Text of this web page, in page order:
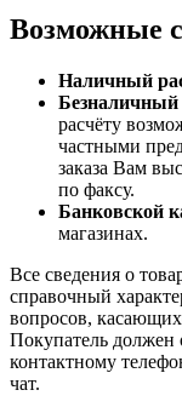
Возможные
Наличный
Безналичный
расчёту
частными
заказа Вам
по факсу.
Банковской
магазинах.
Все сведения о
справочный
вопросов,
Покупатель должен
контактному
чат.